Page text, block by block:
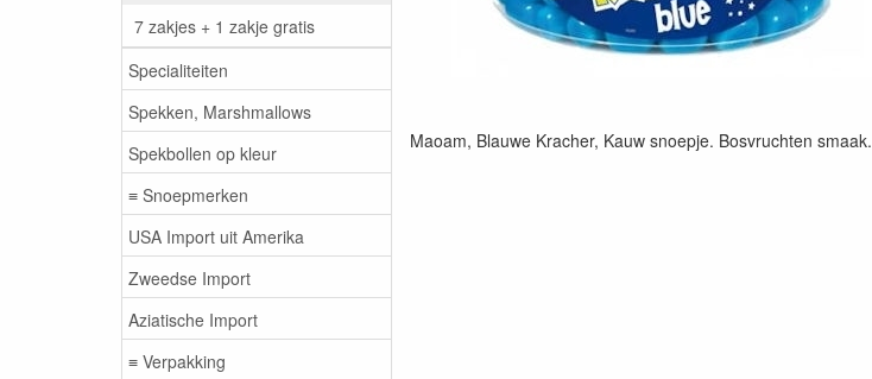
7 zakjes + 1 zakje gratis
Specialiteiten
Spekken, Marshmallows
Spekbollen op kleur
≡ Snoepmerken
USA Import uit Amerika
Zweedse Import
Aziatische Import
≡ Verpakking
Maoam, Blauwe Kracher, Kauw snoepje. Bosvruchten smaak.